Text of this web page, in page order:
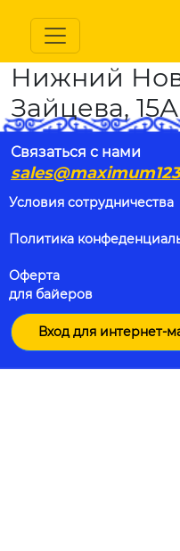
Нижний
Зайцева, 15А
Связаться с нами
Условия сотрудничества
Политика
Оферта
для байеров
Вход для интернет-